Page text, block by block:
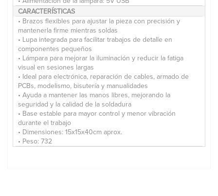
CARACTERÍSTICAS
• Brazos flexibles para ajustar la pieza con precisión y
mantenerla firme mientras soldas
• Lupa integrada para facilitar trabajos de detalle en
componentes pequeños
• Lámpara para mejorar la iluminación y reducir la fatiga
visual en sesiones largas
• Ideal para electrónica, reparación de cables, armado de
PCBs, modelismo, bisutería y manualidades
• Ayuda a mantener las manos libres, mejorando la
seguridad y la calidad de la soldadura
• Base estable para mayor control y menor vibración
durante el trabajo
• Dimensiones: 15x15x40cm aprox.
• Peso: 732